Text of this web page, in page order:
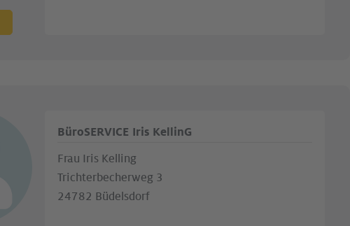
BüroSERVICE Iris KellinG
Frau Iris Kelling
Trichterbecherweg 3
24782 Büdelsdorf